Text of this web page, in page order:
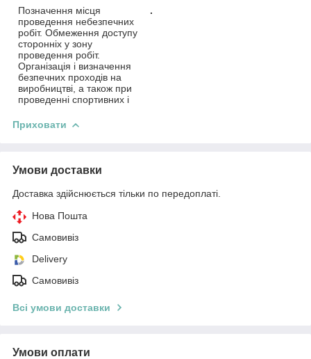
Позначення місця
проведення небезпечних
робіт. Обмеження доступу
сторонніх у зону
проведення робіт.
Організація і визначення
безпечних проходів на
виробництві, а також при
проведенні спортивних і
.
Приховати
Умови доставки
Доставка здійснюється тільки по передоплаті.
Нова Пошта
Самовивіз
Delivery
Самовивіз
Всі умови доставки
Умови оплати